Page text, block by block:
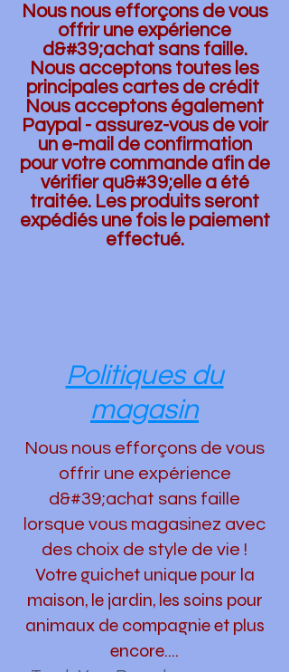
Nous nous efforçons de vous
offrir une expérience
d&#39;achat sans faille.
Nous acceptons toutes les
principales cartes de crédit
Nous acceptons également
Paypal - assurez-vous de voir
un e-mail de confirmation
pour votre commande afin de
vérifier qu&#39;elle a été
traitée. Les produits seront
expédiés une fois le paiement
effectué.
Politiques du
magasin
Nous nous efforçons de vous
offrir une expérience
d&#39;achat sans faille
lorsque vous magasinez avec
des choix de style de vie !
Votre guichet unique pour la
maison, le jardin, les soins pour
animaux de compagnie et plus
encore....